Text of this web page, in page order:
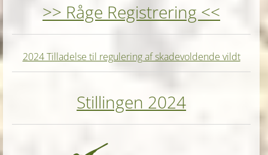
>> Råge Registrering <<
2024 Tilladelse til regulering af skadevoldende vildt
Stillingen 2024